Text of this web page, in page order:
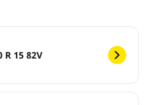
R 15 82V